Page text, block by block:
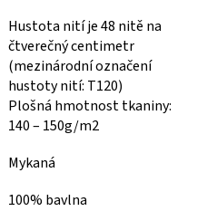
Hustota nití je 48 nitě na
čtverečný centimetr
(mezinárodní označení
hustoty nití: T120)
Plošná hmotnost tkaniny:
140 – 150g/m2
Mykaná
100% bavlna